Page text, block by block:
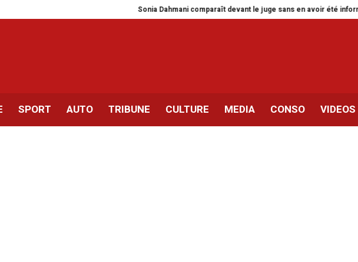
Sonia Dahmani comparaît devant le juge sans en avoir été informée
SPORT AUTO TRIBUNE CULTURE MEDIA CONSO VIDEOS